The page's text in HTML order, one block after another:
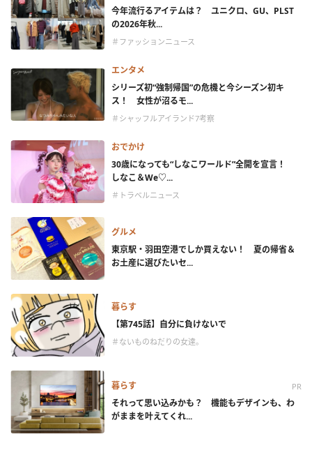
今年流行るアイテムは？ ユニクロ、GU、PLST
の2026年秋...
＃ファッションニュース
エンタメ
シリーズ初“強制帰国”の危機と今シーズン初キ
ス！ 女性が沼るモ...
＃シャッフルアイランド7考察
おでかけ
30歳になっても“しなこワールド”全開を宣言！
しなこ＆We♡...
＃トラベルニュース
グルメ
東京駅・羽田空港でしか買えない！ 夏の帰省＆
お土産に選びたいセ...
暮らす
【第745話】自分に負けないで
＃ないものねだりの女達。
暮らす PR
それって思い込みかも？ 機能もデザインも、わ
がままを叶えてくれ...